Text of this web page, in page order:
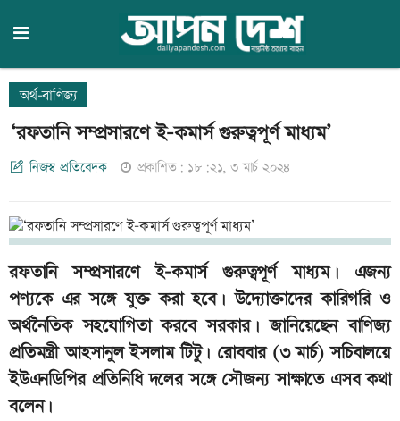
অর্থ-বাণিজ্য
‘রফতানি সম্প্রসারণে ই-কমার্স গুরুত্বপূর্ণ মাধ্যম’
নিজস্ব প্রতিবেদক প্রকাশিত: ১৮:২১, ৩ মার্চ ২০২৪
রফতানি সম্প্রসারণে ই-কমার্স গুরুত্বপূর্ণ মাধ্যম। এজন্য
পণ্যকে এর সঙ্গে যুক্ত করা হবে। উদ্যোক্তাদের কারিগরি ও
অর্থনৈতিক সহযোগিতা করবে সরকার। জানিয়েছেন বাণিজ্য
প্রতিমন্ত্রী আহসানুল ইসলাম টিটু। রোববার (৩ মার্চ) সচিবালয়ে
ইউএনডিপির প্রতিনিধি দলের সঙ্গে সৌজন্য সাক্ষাতে এসব কথা
বলেন।